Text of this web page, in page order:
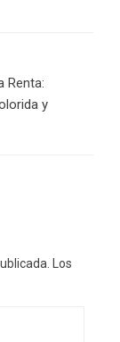
Renta:
y
Los